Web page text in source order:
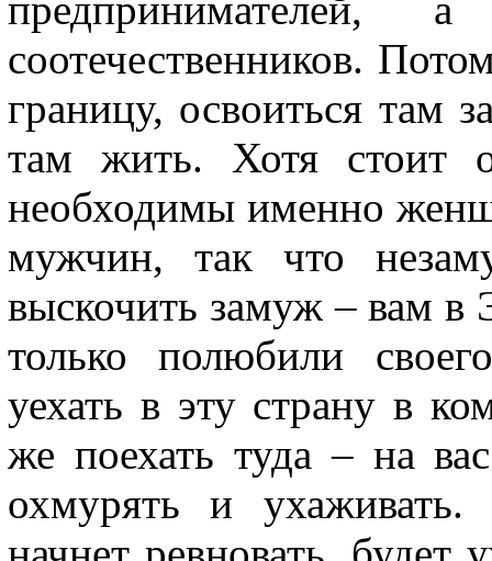
соотечественников.
границу, освоиться там
там жить. Хотя стоит
необходимы именно
мужчин, так что
выскочить замуж – вам в
только полюбили
уехать в эту страну в
же поехать туда – на
охмурять и